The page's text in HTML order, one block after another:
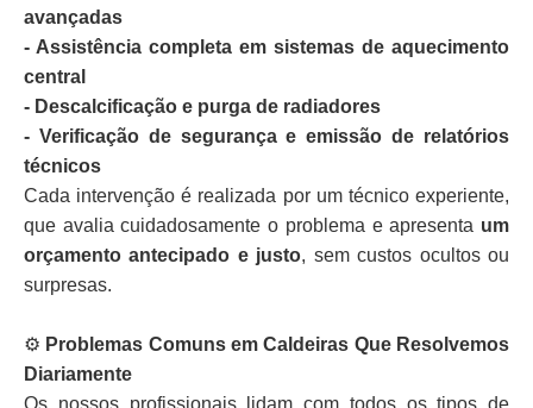
avançadas
- Assistência completa em sistemas de aquecimento
central
- Descalcificação e purga de radiadores
- Verificação de segurança e emissão de relatórios
técnicos
Cada intervenção é realizada por um técnico experiente,
que avalia cuidadosamente o problema e apresenta um
orçamento antecipado e justo, sem custos ocultos ou
surpresas.
⚙️ Problemas Comuns em Caldeiras Que Resolvemos
Diariamente